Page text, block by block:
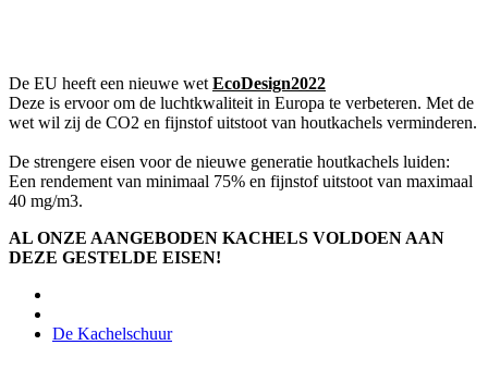
De EU heeft een nieuwe wet EcoDesign2022
Deze is ervoor om de luchtkwaliteit in Europa te verbeteren. Met de
wet wil zij de CO2 en fijnstof uitstoot van houtkachels verminderen.
De strengere eisen voor de nieuwe generatie houtkachels luiden:
Een rendement van minimaal 75% en fijnstof uitstoot van maximaal
40 mg/m3.
AL ONZE AANGEBODEN KACHELS VOLDOEN AAN
DEZE GESTELDE EISEN!
De Kachelschuur